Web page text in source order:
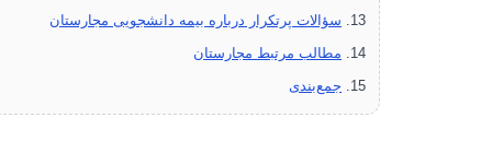
سؤالات پرتکرار درباره بیمه دانشجویی مجارستان
مطالب مرتبط مجارستان
جمع‌بندی